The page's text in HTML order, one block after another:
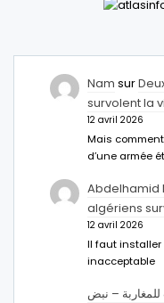
Nam sur
survolent la
12 avril 2026
Mais
d’une armée
Abdelhamid
algériens
12 avril 2026
Il faut
inacceptable
– نبض